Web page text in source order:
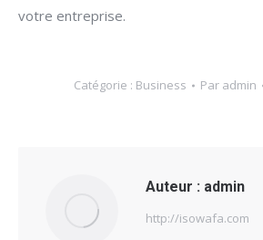
votre entreprise.
Catégorie : Business Par admin
Auteur : admin
http://isowafa.com